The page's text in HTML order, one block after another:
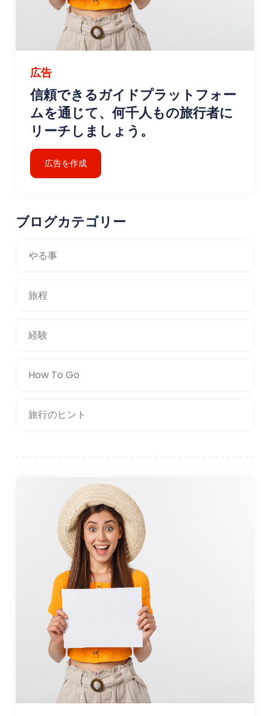
広告
信頼できるガイドプラットフォー
ムを通じて、何千人もの旅行者に
リーチしましょう。
広告を作成
ブログカテゴリー
やる事
旅程
経験
How To Go
旅行のヒント